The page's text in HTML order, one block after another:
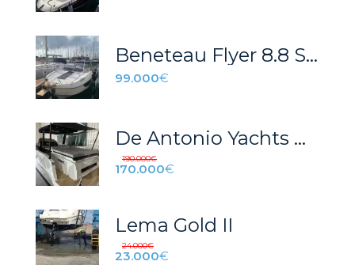
Beneteau Flyer 8.8 Sundeck
99.000€
De Antonio Yachts D28
190.000€
170.000€
Lema Gold II
24.000€
23.000€